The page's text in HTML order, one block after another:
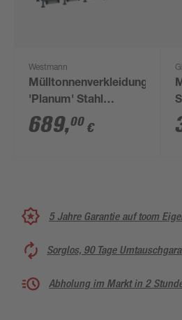
Westmann
Mülltonnenverkleidung
'Planum' Stahl
anthrazit 410 x 90 x
150 cm
689,00 €
5 Jahre Garantie auf toom
Sorglos, 90 Tage
Abholung im Markt in 2